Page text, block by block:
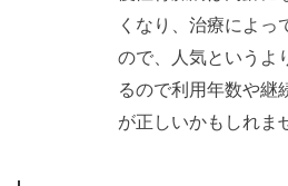
くなり、治療によっ
ので、人気というよ
るので利用年数や継
が正しいかもしれま